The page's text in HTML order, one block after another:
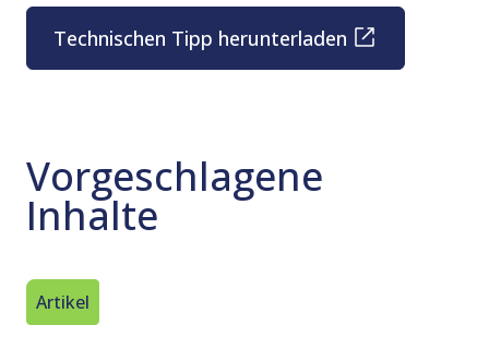
Technischen Tipp herunterladen
Vorgeschlagene
Inhalte
Artikel